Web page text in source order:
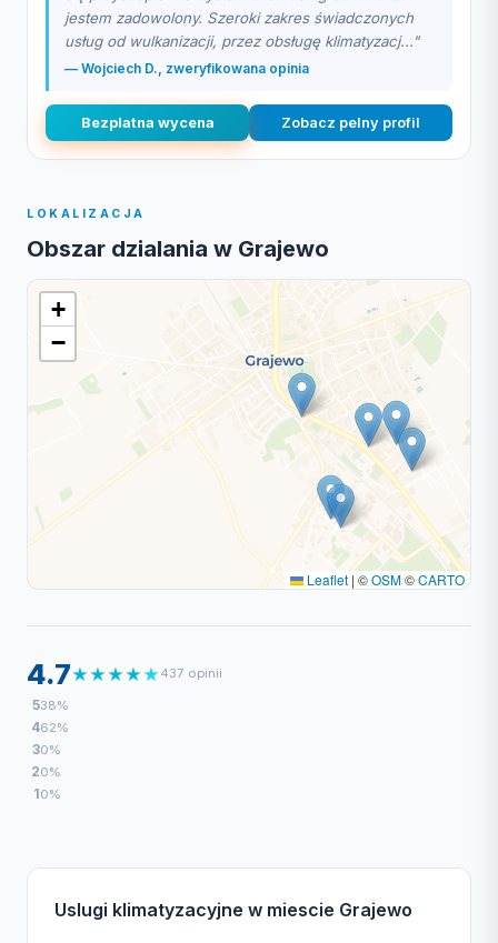
jestem zadowolony. Szeroki zakres świadczonych
usług od wulkanizacji, przez obsługę klimatyzacj..."
— Wojciech D., zweryfikowana opinia
Bezplatna wycena Zobacz pelny profil
LOKALIZACJA
Obszar dzialania w Grajewo
+
−
Leaflet | ©OSM©CARTO
4.7★★★★★ 437 opinii
538%
462%
30%
20%
10%
Uslugi klimatyzacyjne w miescie Grajewo